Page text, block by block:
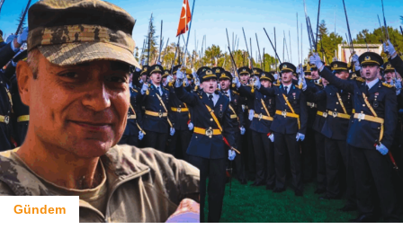
Gündem